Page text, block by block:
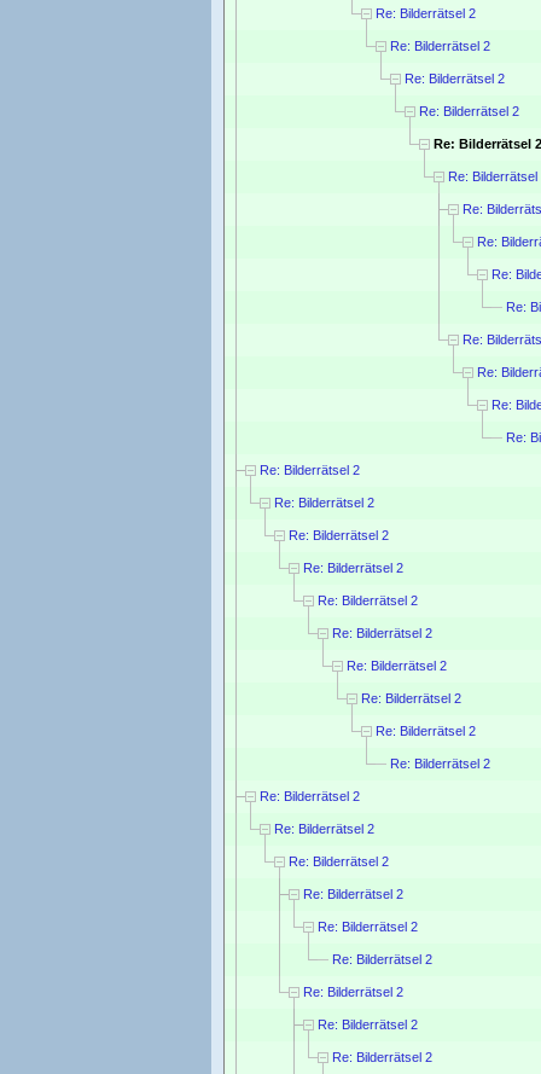
Re: Bilderrätsel 2
Re: Bilderrätsel 2
Re: Bilderrätsel 2
Re: Bilderrätsel 2
Re: Bilderrätsel 2
Re: Bilderrätsel
Re:
Re:
Re:
Re:
Re:
Re:
Re:
Re:
Re: Bilderrätsel 2
Re: Bilderrätsel 2
Re: Bilderrätsel 2
Re: Bilderrätsel 2
Re: Bilderrätsel 2
Re: Bilderrätsel 2
Re: Bilderrätsel 2
Re: Bilderrätsel 2
Re: Bilderrätsel 2
Re: Bilderrätsel 2
Re: Bilderrätsel 2
Re: Bilderrätsel 2
Re: Bilderrätsel 2
Re: Bilderrätsel 2
Re: Bilderrätsel 2
Re: Bilderrätsel 2
Re: Bilderrätsel 2
Re: Bilderrätsel 2
Re: Bilderrätsel 2